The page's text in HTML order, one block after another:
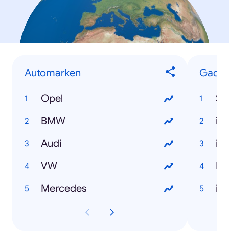
Automarken
Opel
BMW
Audi
VW
Mercedes